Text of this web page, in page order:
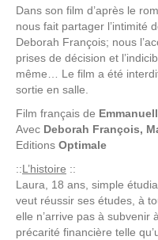
Dans son film d’après le
nous fait partager l’intimité
Deborah François; nous
prises de décision et
même… Le film a été
sortie en salle.
Film français de
Avec Deborah François,
Editions Optimale
::L’histoire ::
Laura, 18 ans, simple
veut réussir ses études, à
elle n’arrive pas à subvenir
précarité financière telle